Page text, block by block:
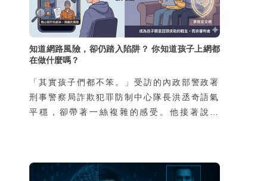
知道網路風險，卻仍踏入陷阱？ 你知道孩子上網都
在做什麼嗎？
「其實孩子們都不笨。」受訪的內政部警政署
刑事警察局詐欺犯罪防制中心隊長洪丞奇語氣
平穩，卻帶著一絲複雜的感受。他接著說：
到兩成，其餘八成都是再普通不過的家庭，家